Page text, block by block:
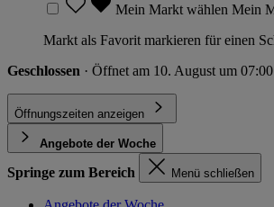
Mein Markt wählen Mein
Markt als Favorit markieren für einen
Geschlossen · Öffnet am 10. August um
Öffnungszeiten anzeigen
Angebote der Woche
Springe zum Bereich Menü schließen